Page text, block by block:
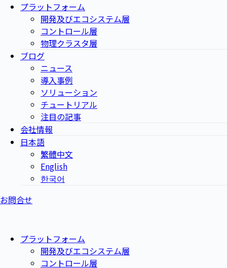
プラットフォーム
開発及びエコシステム層
コントロール層
物理クラスタ層
ブログ
ニュース
導入事例
ソリューション
チュートリアル
注目の記事
会社情報
日本語
繁體中文
English
한국어
お問合せ
プラットフォーム
開発及びエコシステム層
コントロール層